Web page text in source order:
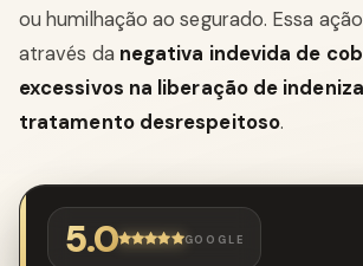
ou humilhação ao segurado. Essa
através da negativa indevida de
excessivos na liberação de
tratamento desrespeitoso.
5.0 GOOGLE